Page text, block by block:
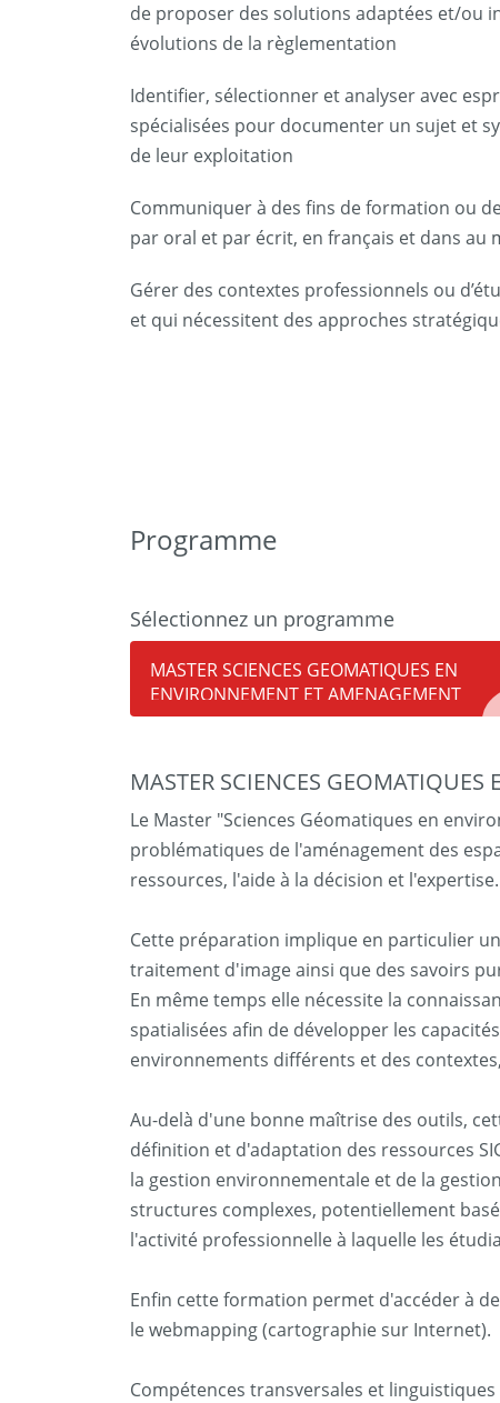
de proposer des solutions adaptées et/ou
évolutions de la règlementation
Identifier, sélectionner et analyser avec
spécialisées pour documenter un sujet et
de leur exploitation
Communiquer à des fins de formation ou
par oral et par écrit, en français et dans au
Gérer des contextes professionnels ou
et qui nécessitent des approches
Programme
Sélectionnez un programme
MASTER SCIENCES GEOMATIQUES EN
ENVIRONNEMENT ET AMENAGEMENT
MASTER SCIENCES
Le Master "Sciences Géomatiques en
problématiques de l'aménagement des
ressources, l'aide à la décision et l'expertise.
Cette préparation implique en particulier
traitement d'image ainsi que des savoirs
En même temps elle nécessite la
spatialisées afin de développer les
environnements différents et des
Au-delà d'une bonne maîtrise des outils,
définition et d'adaptation des ressources
la gestion environnementale et de la
structures complexes, potentiellement
l'activité professionnelle à laquelle les
Enfin cette formation permet d'accéder à
le webmapping (cartographie sur Internet).
Compétences transversales et linguistiques